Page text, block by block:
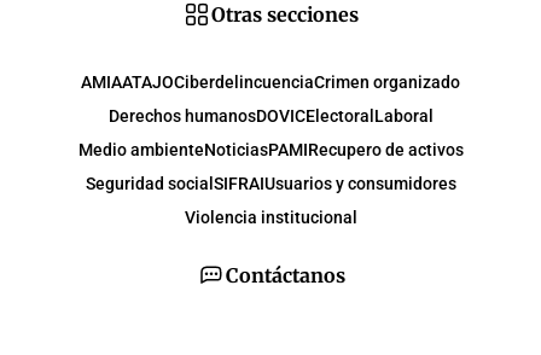
Contáctanos
Otras secciones
AMIAATAJOCiberdelincuenciaCrimen organizado
Derechos humanosDOVICElectoral Laboral
Medio ambienteNoticiasPAMIRecupero de activos
Seguridad social SIFRAIUsuarios y consumidores
Violencia institucional